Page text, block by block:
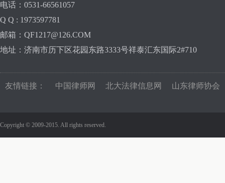
电话：0531-66561057
Q Q : 1973597781
邮箱：QF1217@126.COM
地址：济南市历下区花园东路3333号祥泰汇东国际2#710
友情链接： 中国律师网 北大法律信息网 山东律师协会
Copyright © 2009-2015. All rights reserved.